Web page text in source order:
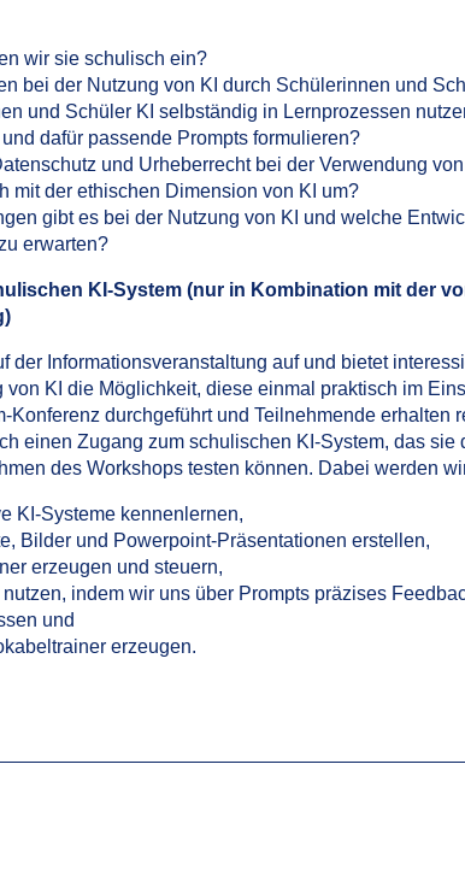
wir sie schulisch ein?
bei der Nutzung von KI durch Schülerinnen und
und Schüler KI selbständig in Lernprozessen
dafür passende Prompts formulieren?
und Urheberrecht bei der Verwendung
mit der ethischen Dimension von KI um?
gibt es bei der Nutzung von KI und welche
erwarten?
KI-System (nur in Kombination mit der
der Informationsveranstaltung auf und bietet
von KI die Möglichkeit, diese einmal praktisch im
Konferenz durchgeführt und Teilnehmende erhalten
einen Zugang zum schulischen KI-System, das sie
des Workshops testen können. Dabei werden
KI-Systeme kennenlernen,
Bilder und Powerpoint-Präsentationen erstellen,
erzeugen und steuern,
indem wir uns über Prompts präzises
und
erzeugen.